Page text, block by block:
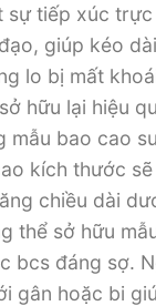
sự tiếp xúc
giúp kéo
lo bị mất
hữu lại hiệu
mẫu bao cao
kích thước sẽ
chiều dài
thể sở hữu
bcs đáng sợ.
gân hoặc bi